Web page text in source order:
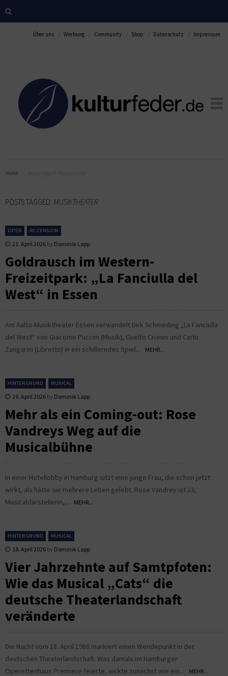
Über uns Werbung Community Shop Datenschutz Impressum
Home
POSTS TAGGED: MUSIKTHEATER
OPER REZENSION
21. April 2026 by Dominik Lapp
Goldrausch im Western-
Freizeitpark: „La Fanciulla del
West“ in Essen
Am Aalto-Musiktheater Essen verwandelt Dirk Schmeding „La Fanciulla
del West“ von Giacomo Puccini (Musik), Guelfo Civinini und Carlo
Zangarini (Libretto) in ein schillerndes Spiel...
MEHR...
HINTERGRUND MUSICAL
19. April 2026 by Dominik Lapp
Mehr als ein Coming-out: Rose
Vandreys Weg auf die
Musicalbühne
In einer Hotellobby in Hamburg sitzt eine junge Frau, die schon jetzt
wirkt, als hätte sie mehrere Leben gelebt. Rose Vandrey ist 23,
Musicaldarstellerin,...
MEHR...
HINTERGRUND MUSICAL
18. April 2026 by Dominik Lapp
Vier Jahrzehnte auf Samtpfoten:
Wie das Musical „Cats“ die
deutsche Theaterlandschaft
veränderte
Die Nacht vom 18. April 1986 markiert einen Wendepunkt in der
deutschen Theaterlandschaft. Was damals im Hamburger
Operettenhaus Premiere feierte, wirkte zunächst wie ein...
MEHR...